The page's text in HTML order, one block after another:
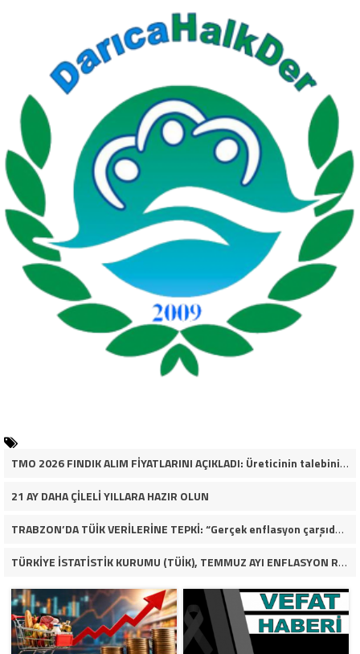
TMO 2026 FINDIK ALIM FİYATLARINI AÇIKLADI: Üreticinin talebinin çok altında
21 AY DAHA ÇİLELİ YILLARA HAZIR OLUN
TRABZON’DA TÜİK VERİLERİNE TEPKİ: “Gerçek enflasyon çarşıda, pazarda ve mutfakta yaşanıyor”
TÜRKİYE İSTATİSTİK KURUMU (TÜİK), TEMMUZ AYI ENFLASYON RAKAMLARINI AÇIKLADI